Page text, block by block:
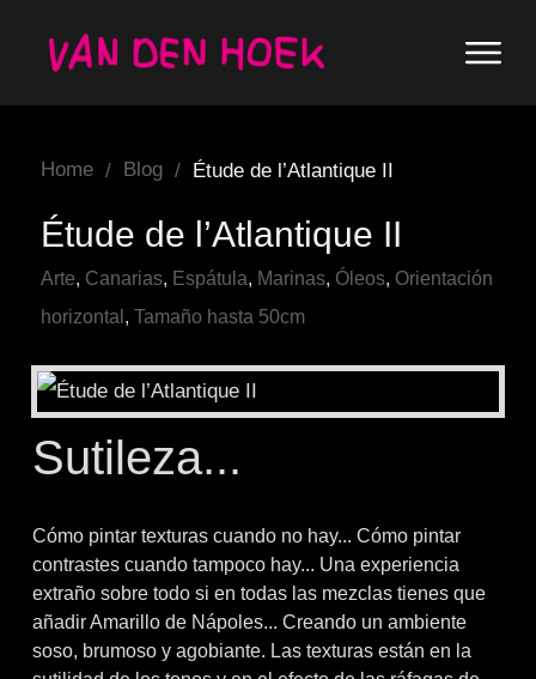
Home / Blog / Étude de l’Atlantique II
Étude de l’Atlantique II
Arte, Canarias, Espátula, Marinas, Óleos, Orientación
horizontal , Tamaño hasta 50cm
Sutileza...
Cómo pintar texturas cuando no hay... Cómo pintar
contrastes cuando tampoco hay... Una experiencia
extraño sobre todo si en todas las mezclas tienes que
añadir Amarillo de Nápoles... Creando un ambiente
soso, brumoso y agobiante. Las texturas están en la